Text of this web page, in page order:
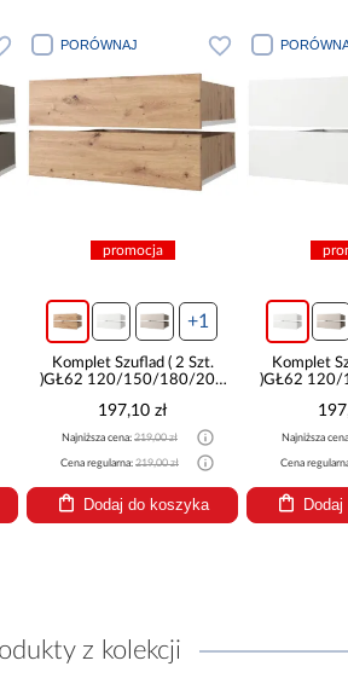
PORÓWNAJ
promocja
+1
Komplet Szuflad ( 2 Szt.
)GŁ62 120/150/180/200
197,10 zł
Najniższa cena: 219,00 zł
Cena regularna: 219,00 zł
Dodaj do koszyka
Komplet
)GŁ62
Najniższa
Cena
z kolekcji